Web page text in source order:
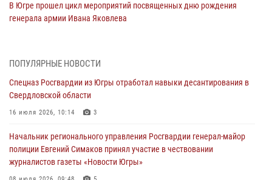
В Югре прошел цикл мероприятий посвященных дню рождения
генерала армии Ивана Яковлева
В Югре ОМОН Росгвардии оказал содействие ГИБДД в выявлении
05 августа 2026, 11:14
В Югре сотрудники вневедомственной охраны Росгвардии пресекли
05 августа 2026, 05:56
Генерал-полковник Юрий Аверин выступил на Всероссийском
ПОПУЛЯРНЫЕ НОВОСТИ
Спецназ Росгвардии из Югры отработал навыки десантирования в
Свердловской области
16 июля 2026, 10:14 3
Начальник регионального управления Росгвардии генерал-майор
полиции Евгений Симаков принял участие в чествовании
журналистов газеты «Новости Югры»